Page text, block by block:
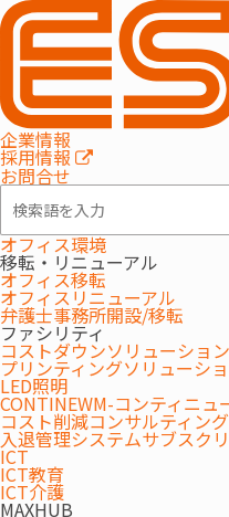
企業情報
採用情報
お問合せ
オフィス環境
移転・リニューアル
オフィス移転
オフィスリニューアル
弁護士事務所開設/移転
ファシリティ
コストダウンソリューション
プリンティングソリューシ
LED照明
CONTINEWM-コンティニュ
コスト削減コンサルティング
入退管理システムサブスク
ICT
ICT教育
ICT介護
MAXHUB
MAXHUB「デジ
ジ」
電源を入れるだけで、すぐに